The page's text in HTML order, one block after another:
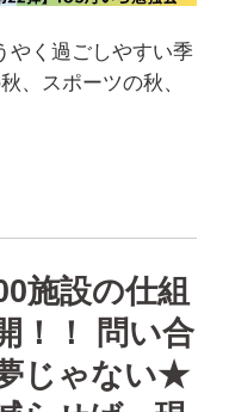
やく過ごしやすい季
、スポーツの秋、
施設の仕組
！！ 問い合
じゃない★